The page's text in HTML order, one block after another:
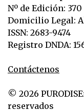
Nº de Edición:
Domicilio Legal:
ISSN: 2683-9474
Registro DNDA:
Contáctenos
© 2026
reservados